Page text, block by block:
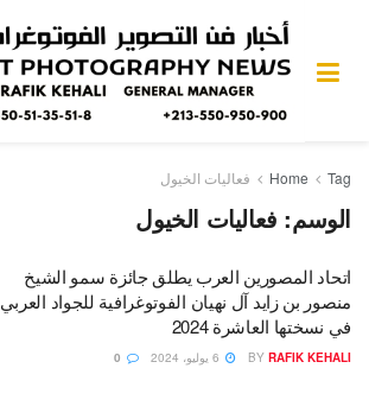
Home Tag فعاليات الخيول
الوسم: فعاليات الخيول
اتحاد المصورين العرب يطلق جائزة سمو الشيخ
منصور بن زايد آل نهيان الفوتوغرافية للجواد العربي
في نسختها العاشرة 2024
BY RAFIK KEHALI